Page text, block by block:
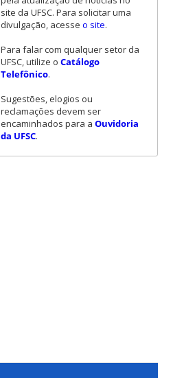
site da UFSC. Para solicitar uma
divulgação, acesse o site.
Para falar com qualquer setor da
UFSC, utilize o Catálogo
Telefônico.
Sugestões, elogios ou
reclamações devem ser
encaminhados para a Ouvidoria
da UFSC.